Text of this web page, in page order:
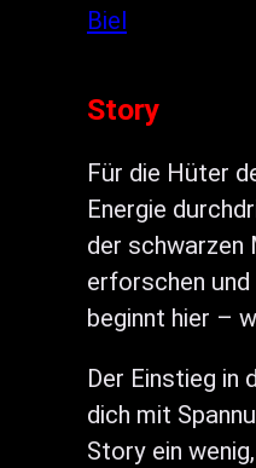
Biel
Story
Für die Hüter
Energie
der schwarzen
erforschen und
beginnt hier –
Der Einstieg in
dich mit
Story ein